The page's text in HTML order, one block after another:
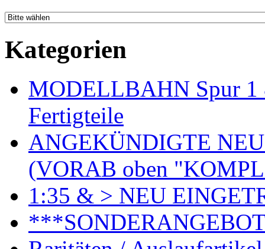
Kategorien
MODELLBAHN Spur 1
Fertigteile
ANGEKÜNDIGTE
(VORAB oben
1:35 & > NEU